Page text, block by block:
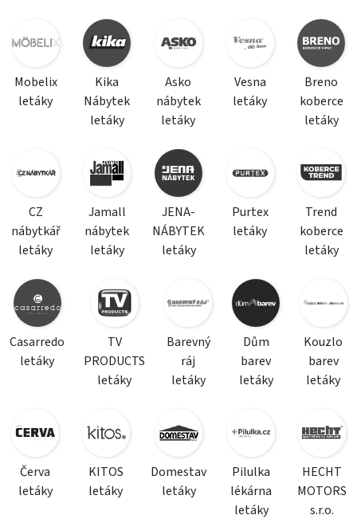
Mobelix
letáky
Kika
Nábytek
letáky
Asko
nábytek
letáky
Vesna
letáky
Breno
koberce
letáky
CZ
nábytkář
letáky
Jamall
nábytek
letáky
JENA-
NÁBYTEK
letáky
Purtex
letáky
Trend
koberce
letáky
Casarredo
letáky
TV
PRODUCTS
letáky
Barevný
ráj
letáky
Dům
barev
letáky
Kouzlo
barev
letáky
Červa
letáky
KITOS
letáky
Domestav
letáky
Pilulka
lékárna
letáky
HECHT
MOTORS
s.r.o.